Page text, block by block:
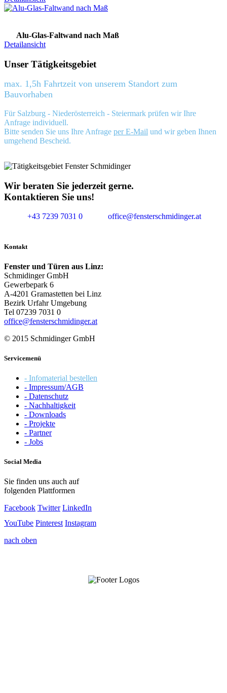
Alu-Glas-Faltwand nach Maß
Detailansicht
Unser Tätigkeitsgebiet
max. 1,5h Fahrtzeit von unserem Standort zum
Bauvorhaben
Für Salzburg - Niederösterreich - Steiermark prüfen wir Ihre
Anfrage individuell.
Bitte senden Sie uns Ihre Anfrage per E-Mail und wir geben Ihnen
umgehend Bescheid.
Wir beraten Sie jederzeit gerne.
Kontaktieren Sie uns!
+43 7239 7031 0 office@fensterschmidinger.at
Kontakt
Fenster und Türen aus Linz:
Schmidinger GmbH
Gewerbepark 6
A-4201 Gramastetten bei Linz
Bezirk Urfahr Umgebung
Tel 07239 7031 0
office@fensterschmidinger.at
© 2015 Schmidinger GmbH
Servicemenü
- Infomaterial bestellen
- Impressum/AGB
- Datenschutz
- Nachhaltigkeit
- Downloads
- Projekte
- Partner
- Jobs
Social Media
Sie finden uns auch auf
folgenden Plattformen
Facebook Twitter LinkedIn
YouTube Pinterest Instagram
nach oben